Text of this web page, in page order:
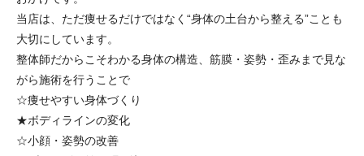
当店は、ただ痩せるだけではなく“身体の土台から整える”ことも
大切にしています。
整体師だからこそわかる身体の構造、筋膜・姿勢・歪みまで見な
がら施術を行うことで
☆痩せやすい身体づくり
★ボディラインの変化
☆小顔・姿勢の改善